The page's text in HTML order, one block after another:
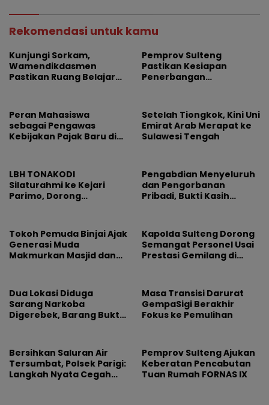
Rekomendasi untuk kamu
Kunjungi Sorkam,
Wamendikdasmen
Pastikan Ruang Belajar
Pemprov Sulteng
Pastikan Kesiapan
Penerbangan
Peran Mahasiswa
sebagai Pengawas
Kebijakan Pajak Baru di
Setelah Tiongkok, Kini Uni
Emirat Arab Merapat ke
Sulawesi Tengah
LBH TONAKODI
Silaturahmi ke Kejari
Parimo, Dorong
Pengabdian Menyeluruh
dan Pengorbanan
Pribadi, Bukti Kasih
Tokoh Pemuda Binjai Ajak
Generasi Muda
Makmurkan Masjid dan
Mengaji
Kapolda Sulteng Dorong
Semangat Personel Usai
Prestasi Gemilang di
Dua Lokasi Diduga
Sarang Narkoba
Digerebek, Barang Bukti
Masa Transisi Darurat
GempaSigi Berakhir
Fokus ke Pemulihan
Bersihkan Saluran Air
Tersumbat, Polsek Parigi:
Langkah Nyata Cegah
Pemprov Sulteng Ajukan
Keberatan Pencabutan
Tuan Rumah FORNAS IX